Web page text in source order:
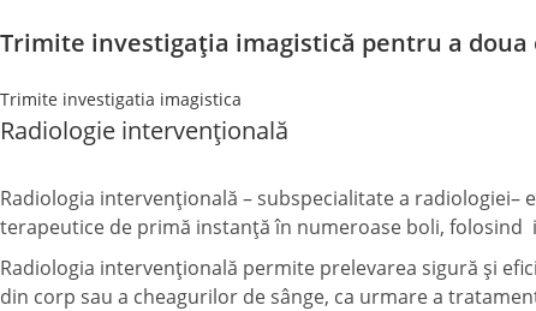
Trimite investigația imagistică pentru a doua
Trimite investigatia imagistica
Radiologie intervențională
Radiologia intervențională – subspecialitate a
terapeutice de primă instanță în numeroase boli,
Radiologia intervențională permite prelevarea sigură și
din corp sau a cheagurilor de sânge, ca urmare a